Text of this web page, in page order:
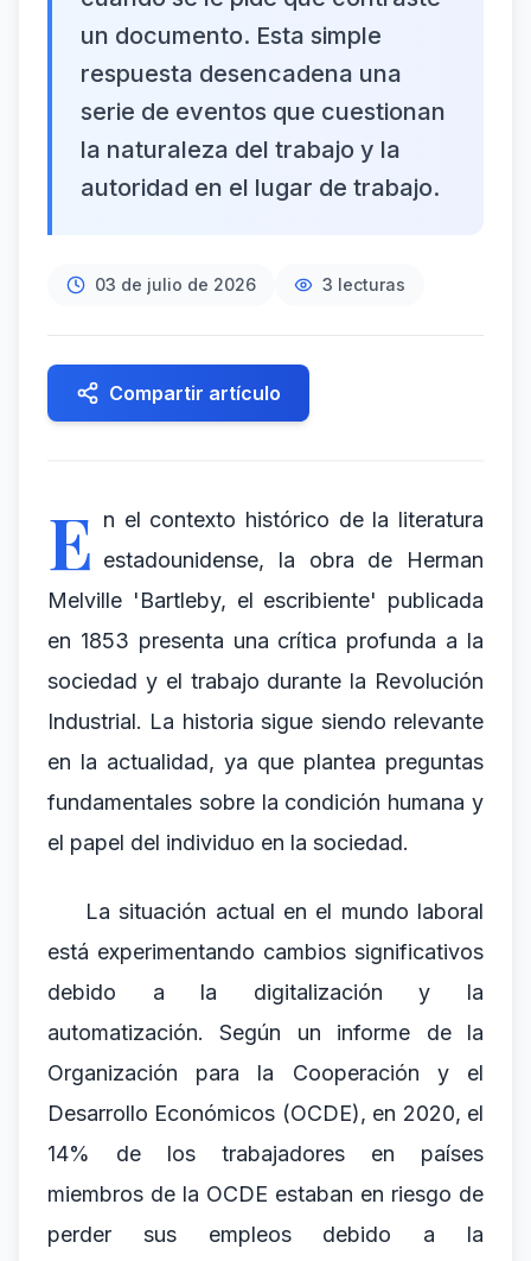
un documento. Esta simple
respuesta desencadena una
serie de eventos que cuestionan
la naturaleza del trabajo y la
autoridad en el lugar de trabajo.
03 de julio de 2026 3 lecturas
Compartir artículo
E n el contexto histórico de la literatura
estadounidense, la obra de Herman
Melville 'Bartleby, el escribiente' publicada
en 1853 presenta una crítica profunda a la
sociedad y el trabajo durante la Revolución
Industrial. La historia sigue siendo relevante
en la actualidad, ya que plantea preguntas
fundamentales sobre la condición humana y
el papel del individuo en la sociedad.
La situación actual en el mundo laboral
está experimentando cambios significativos
debido a la digitalización y la
automatización. Según un informe de la
Organización para la Cooperación y el
Desarrollo Económicos (OCDE), en 2020, el
14% de los trabajadores en países
miembros de la OCDE estaban en riesgo de
perder sus empleos debido a la